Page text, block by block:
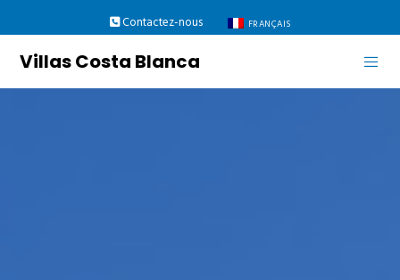
Contactez-nous FRANÇAIS
Villas Costa Blanca